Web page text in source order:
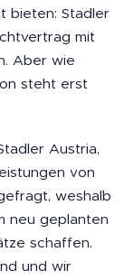
bieten: Stadler
mit
Aber wie
steht erst
Austria,
von
weshalb
neu geplanten
schaffen.
und wir